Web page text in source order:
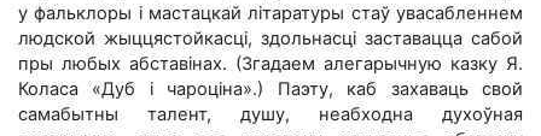
у фальклоры і мастацкай літаратуры стаў увасабленнем
людской жыццястойкасці, здольнасці заставацца сабой
пры любых абставінах. (Згадаем алегарычную казку Я.
Коласа «Дуб і чароціна».) Паэту, каб захаваць свой
самабытны талент, душу, неабходна духоўная